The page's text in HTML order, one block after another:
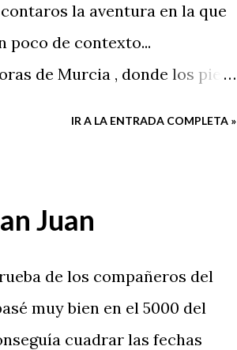
la aventura en la que
poco de contexto...
de Murcia , donde los pies
IR A LA ENTRADA COMPLETA »
Juan
de los compañeros del
muy bien en el 5000 del
cuadrar las fechas